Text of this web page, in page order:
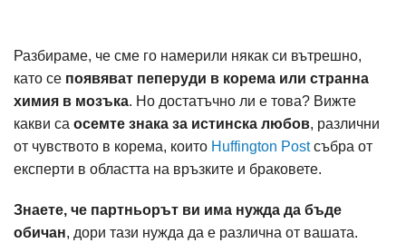
Разбираме, че сме го намерили някак си вътрешно,
като се появяват пеперуди в корема или странна
химия в мозъка. Но достатъчно ли е това? Вижте
какви са осемте знака за истинска любов, различни
от чувството в корема, които Huffington Postсъбра от
експерти в областта на връзките и браковете.
Знаете, че партньорът ви има нужда да бъде
обичан, дори тази нужда да е различна от вашата.